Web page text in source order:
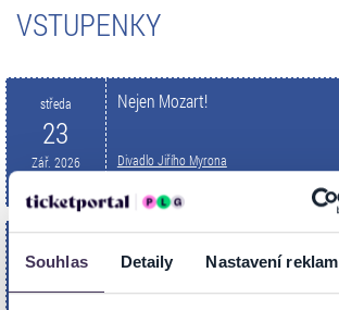
Souhlas Detaily Nastavení reklam
VSTUPENKY
středa
23
Zář. 2026
Nejen Mozart!
Divadlo Jiřího Myrona
OSTRAVA
24